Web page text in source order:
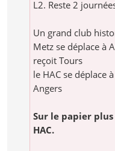
L2. Reste 2
Un grand club
Metz se déplace à
reçoit Tours
le HAC se déplace
Angers
Sur le papier
HAC.